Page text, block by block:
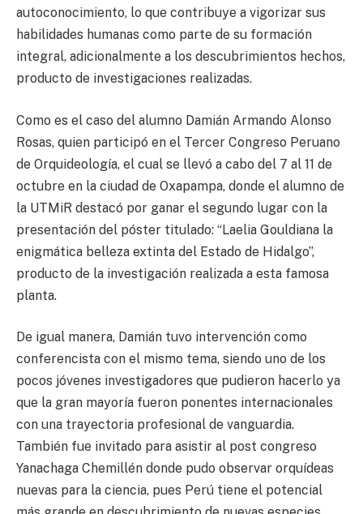
autoconocimiento, lo que contribuye a vigorizar sus
habilidades humanas como parte de su formación
integral, adicionalmente a los descubrimientos hechos,
producto de investigaciones realizadas.
Como es el caso del alumno Damián Armando Alonso
Rosas, quien participó en el Tercer Congreso Peruano
de Orquideología, el cual se llevó a cabo del 7 al 11 de
octubre en la ciudad de Oxapampa, donde el alumno de
la UTMiR destacó por ganar el segundo lugar con la
presentación del póster titulado: “Laelia Gouldiana la
enigmática belleza extinta del Estado de Hidalgo”,
producto de la investigación realizada a esta famosa
planta.
De igual manera, Damián tuvo intervención como
conferencista con el mismo tema, siendo uno de los
pocos jóvenes investigadores que pudieron hacerlo ya
que la gran mayoría fueron ponentes internacionales
con una trayectoria profesional de vanguardia.
También fue invitado para asistir al post congreso
Yanachaga Chemillén donde pudo observar orquídeas
nuevas para la ciencia, pues Perú tiene el potencial